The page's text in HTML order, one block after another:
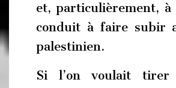
et, particulièrement, à
conduit à faire subir
palestinien.
Si l’on voulait